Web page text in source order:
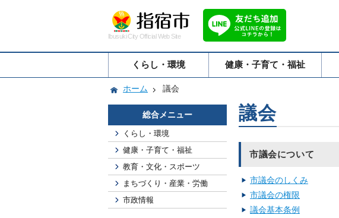
Ibusuki City Official Web Site
くらし・環境 健康・子育て・福祉
ホーム 議会
総合メニュー
くらし・環境
健康・子育て・福祉
教育・文化・スポーツ
まちづくり・産業・労働
市政情報
議会
市議会について
市議会のしくみ
市議会の権限
議会基本条例